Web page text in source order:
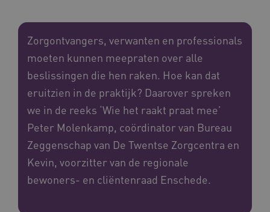
Zorgontvangers, verwanten en professionals
moeten kunnen meepraten over alle
beslissingen die hen raken. Hoe kan dat
eruitzien in de praktijk? Daarover spreken
we in de reeks ‘Wie het raakt praat mee’
Peter Molenkamp, coördinator van Bureau
Zeggenschap van De Twentse Zorgcentra en
Kevin, voorzitter van de regionale
bewoners- en cliëntenraad Enschede.